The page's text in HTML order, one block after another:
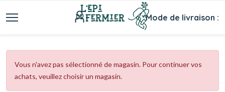
Mode de livraison :
Vous n'avez pas sélectionné de magasin. Pour continuer vos
achats, veuillez choisir un magasin.